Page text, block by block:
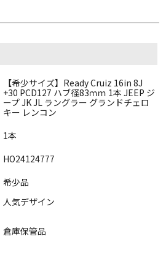
【希少サイズ】Ready Cruiz 16in 8J
+30 PCD127 ハブ径83ｍｍ 1本 JEEP ジ
ープ JK JL ラングラー グランドチェロ
キー レンコン
1本
HO24124777
希少品
人気デザイン
倉庫保管品